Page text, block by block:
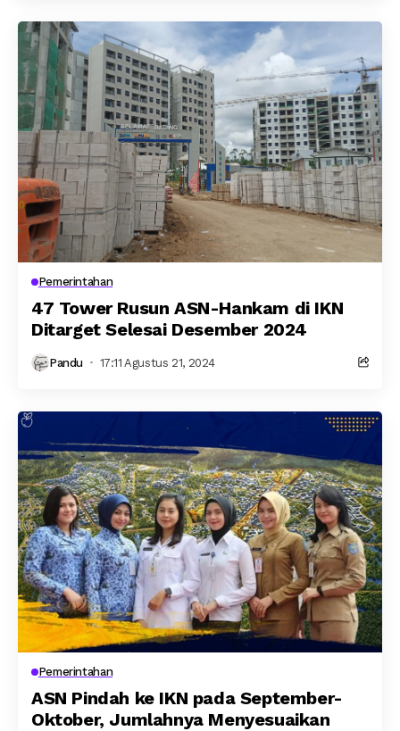
Pemerintahan
47 Tower Rusun ASN-Hankam di IKN
Ditarget Selesai Desember 2024
Pandu 17:11 Agustus 21, 2024
Pemerintahan
ASN Pindah ke IKN pada September-
Oktober, Jumlahnya Menyesuaikan